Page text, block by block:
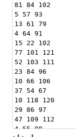
81 84 102
5 57 93
13 61 79
4 64 91
15 22 102
77 101 121
52 103 111
23 84 96
10 66 106
37 54 67
10 118 120
29 86 97
47 109 112
4 55 99